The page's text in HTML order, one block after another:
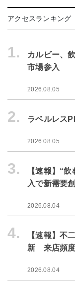
アクセスランキング
1.
カルビー、
市場参入
2026.08.05
2. ラベルレス
2026.08.05
3.
【速報】“
入で新需要
2026.08.04
4.
【速報】不
新 来店頻
2026.08.04